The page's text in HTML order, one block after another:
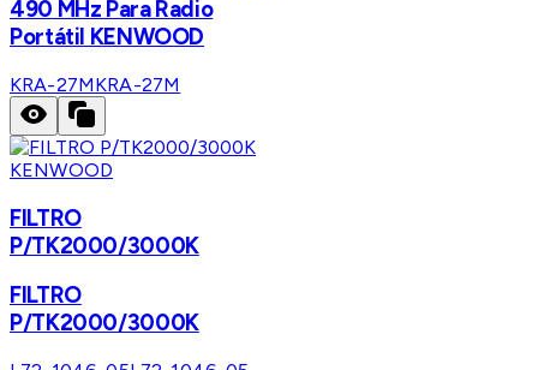
490 MHz Para Radio
Portátil KENWOOD
KRA-27MKRA-27M
KENWOOD
FILTRO
P/TK2000/3000K
FILTRO
P/TK2000/3000K